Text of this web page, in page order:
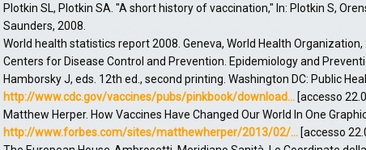
Plotkin SL, Plotkin SA. "A short history of vaccination," In: Plotkin S,
Saunders, 2008.
World health statistics report 2008. Geneva, World Health Organization,
Centers for Disease Control and Prevention. Epidemiology and
Hamborsky J, eds. 12th ed., second printing. Washington DC: Public
http://www.cdc.gov/vaccines/pubs/pinkbook/download... [accesso
Matthew Herper. How Vaccines Have Changed Our World In One
http://www.forbes.com/sites/matthewherper/2013/02/... [accesso